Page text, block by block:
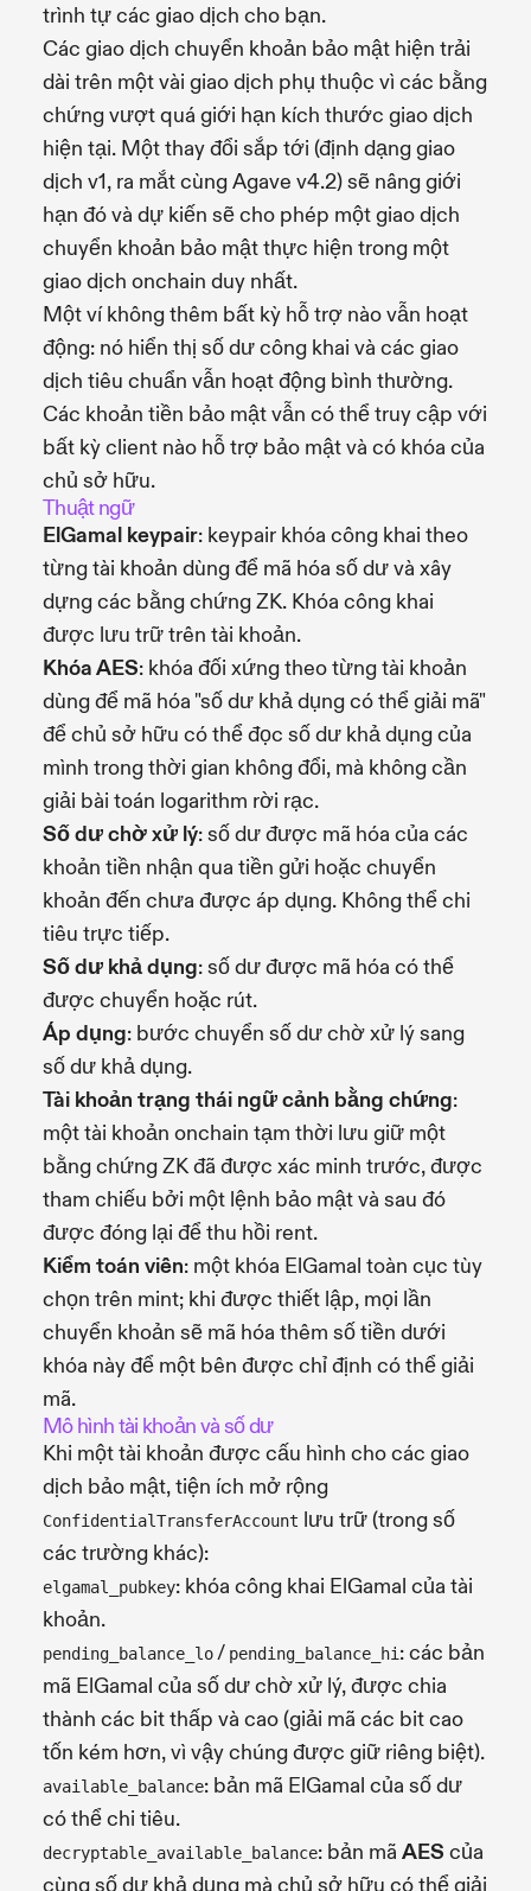
trình tự các giao dịch cho bạn.
Các giao dịch chuyển khoản bảo mật hiện trải
dài trên một vài giao dịch phụ thuộc vì các bằng
chứng vượt quá giới hạn kích thước giao dịch
hiện tại. Một thay đổi sắp tới (định dạng giao
dịch v1, ra mắt cùng Agave v4.2) sẽ nâng giới
hạn đó và dự kiến sẽ cho phép một giao dịch
chuyển khoản bảo mật thực hiện trong một
giao dịch onchain duy nhất.
Một ví không thêm bất kỳ hỗ trợ nào vẫn hoạt
động: nó hiển thị số dư công khai và các giao
dịch tiêu chuẩn vẫn hoạt động bình thường.
Các khoản tiền bảo mật vẫn có thể truy cập với
bất kỳ client nào hỗ trợ bảo mật và có khóa của
chủ sở hữu.
Thuật ngữ
ElGamal keypair: keypair khóa công khai theo
từng tài khoản dùng để mã hóa số dư và xây
dựng các bằng chứng ZK. Khóa công khai
được lưu trữ trên tài khoản.
Khóa AES: khóa đối xứng theo từng tài khoản
dùng để mã hóa "số dư khả dụng có thể giải mã"
để chủ sở hữu có thể đọc số dư khả dụng của
mình trong thời gian không đổi, mà không cần
giải bài toán logarithm rời rạc.
Số dư chờ xử lý: số dư được mã hóa của các
khoản tiền nhận qua tiền gửi hoặc chuyển
khoản đến chưa được áp dụng. Không thể chi
tiêu trực tiếp.
Số dư khả dụng: số dư được mã hóa có thể
được chuyển hoặc rút.
Áp dụng: bước chuyển số dư chờ xử lý sang
số dư khả dụng.
Tài khoản trạng thái ngữ cảnh bằng chứng:
một tài khoản onchain tạm thời lưu giữ một
bằng chứng ZK đã được xác minh trước, được
tham chiếu bởi một lệnh bảo mật và sau đó
được đóng lại để thu hồi rent.
Kiểm toán viên: một khóa ElGamal toàn cục tùy
chọn trên mint; khi được thiết lập, mọi lần
chuyển khoản sẽ mã hóa thêm số tiền dưới
khóa này để một bên được chỉ định có thể giải
mã.
Mô hình tài khoản và số dư
Khi một tài khoản được cấu hình cho các giao
dịch bảo mật, tiện ích mở rộng
ConfidentialTransferAccount lưu trữ (trong số
các trường khác):
elgamal_pubkey: khóa công khai ElGamal của tài
khoản.
pending_balance_lo/ pending_balance_hi : các bản
mã ElGamal của số dư chờ xử lý, được chia
thành các bit thấp và cao (giải mã các bit cao
tốn kém hơn, vì vậy chúng được giữ riêng biệt).
available_balance: bản mã ElGamal của số dư
có thể chi tiêu.
decryptable_available_balance: bản mã AES của
cùng số dư khả dụng mà chủ sở hữu có thể giải